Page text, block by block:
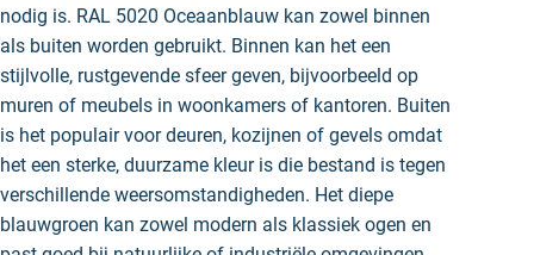
nodig is. RAL 5020 Oceaanblauw kan zowel binnen
als buiten worden gebruikt. Binnen kan het een
stijlvolle, rustgevende sfeer geven, bijvoorbeeld op
muren of meubels in woonkamers of kantoren. Buiten
is het populair voor deuren, kozijnen of gevels omdat
het een sterke, duurzame kleur is die bestand is tegen
verschillende weersomstandigheden. Het diepe
blauwgroen kan zowel modern als klassiek ogen en